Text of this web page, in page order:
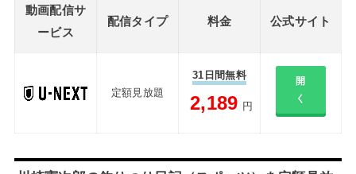
動画配信サ
ービス
配信タイプ 料金 公式サイト
定額見放題
31日間無料
2,189 円
開
く